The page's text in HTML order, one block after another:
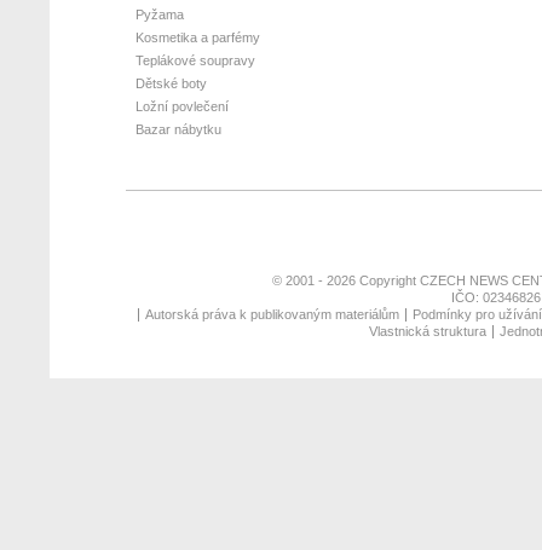
Pyžama
Kosmetika a parfémy
Teplákové soupravy
Dětské boty
Ložní povlečení
Bazar nábytku
© 2001 - 2026 Copyright CZECH NEWS
IČO:
Autorská práva k publikovaným materiálům
Podmínky pro
Vlastnická struktura